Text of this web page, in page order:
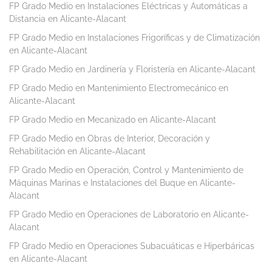
FP Grado Medio en Instalaciones Eléctricas y Automáticas a
Distancia en Alicante-Alacant
FP Grado Medio en Instalaciones Frigoríficas y de Climatización
en Alicante-Alacant
FP Grado Medio en Jardinería y Floristería en Alicante-Alacant
FP Grado Medio en Mantenimiento Electromecánico en
Alicante-Alacant
FP Grado Medio en Mecanizado en Alicante-Alacant
FP Grado Medio en Obras de Interior, Decoración y
Rehabilitación en Alicante-Alacant
FP Grado Medio en Operación, Control y Mantenimiento de
Máquinas Marinas e Instalaciones del Buque en Alicante-
Alacant
FP Grado Medio en Operaciones de Laboratorio en Alicante-
Alacant
FP Grado Medio en Operaciones Subacuáticas e Hiperbáricas
en Alicante-Alacant